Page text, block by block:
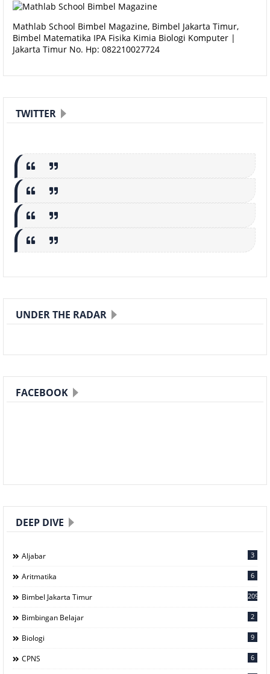
Mathlab School Bimbel Magazine, Bimbel Jakarta Timur,
Bimbel Matematika IPA Fisika Kimia Biologi Komputer |
Jakarta Timur No. Hp: 082210027724
TWITTER
UNDER THE RADAR
FACEBOOK
DEEP DIVE
Aljabar 3
Aritmatika 6
Bimbel Jakarta Timur 209
Bimbingan Belajar 2
Biologi 9
CPNS 6